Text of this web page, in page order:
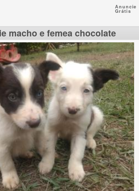
Anuncie
Grátis
macho e femea chocolate